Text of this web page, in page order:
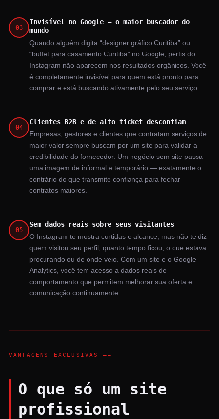
03
Invisível no Google — o maior buscador do
mundo
Quando alguém digita “designer gráfico Curitiba” ou
“buffet para casamento Curitiba” no Google, perfis do
Instagram não aparecem nos resultados orgânicos. Você
é completamente invisível para quem está pronto para
comprar e está buscando ativamente pelo seu serviço.
04
Clientes B2B e de alto ticket desconfiam
Empresas, gestores e clientes que contratam serviços de
maior valor sempre buscam por um site para validar a
credibilidade do fornecedor. Um negócio sem site passa
uma imagem de informal e temporário — exatamente o
contrário do que transmite confiança para fechar
contratos maiores.
05
Sem dados reais sobre seus visitantes
O Instagram te mostra curtidas e alcance, mas não te diz
quem visitou seu perfil, quanto tempo ficou, o que estava
procurando ou de onde veio. Com um site e o Google
Analytics, você tem acesso a dados reais de
comportamento que permitem melhorar sua oferta e
comunicação continuamente.
VANTAGENS EXCLUSIVAS ——
O que só um site
profissional